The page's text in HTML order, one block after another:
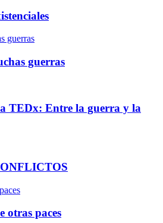
guerras
TEDx: Entre la guerra y la
otras paces